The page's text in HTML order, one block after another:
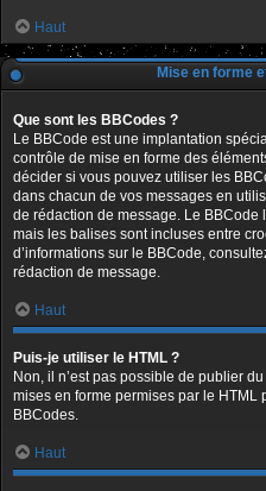
Haut
Mise en forme
Que sont les BBCodes ?
Le BBCode est une implantation
contrôle de mise en forme des
décider si vous pouvez utiliser les
dans chacun de vos messages en
de rédaction de message. Le
mais les balises sont incluses entre
d’informations sur le BBCode,
rédaction de message.
Haut
Puis-je utiliser le HTML ?
Non, il n’est pas possible de publier
mises en forme permises par le
BBCodes.
Haut